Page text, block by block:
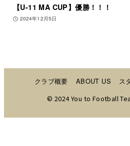
【U-11 MA CUP】優勝！！！
2024年12月5日
クラブ概要 ABOUT US ス
© 2024 You to Football